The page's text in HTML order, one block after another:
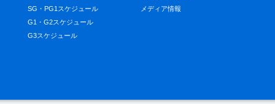
SG・PG1スケジュール
G1・G2スケジュール
G3スケジュール
メディア情報